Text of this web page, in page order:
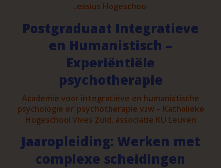
Lessius Hogeschool
Postgraduaat Integratieve
en Humanistisch –
Experiëntiële
psychotherapie
Academie voor integratieve en humanistische
psychologie en psychotherapie vzw – Katholieke
Hogeschool Vives Zuid, associatie KU Leuven
Jaaropleiding: Werken met
complexe scheidingen